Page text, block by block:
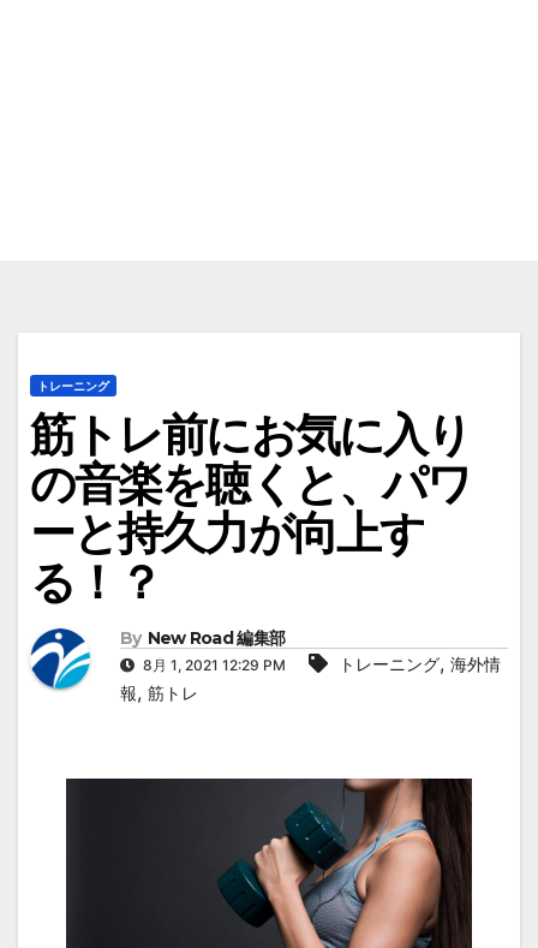
トレーニング
筋トレ前にお気に入り
の音楽を聴くと、パワ
ーと持久力が向上す
る！？
By New Road 編集部
8月 1, 2021 12:29 PM トレーニング, 海外情
報, 筋トレ